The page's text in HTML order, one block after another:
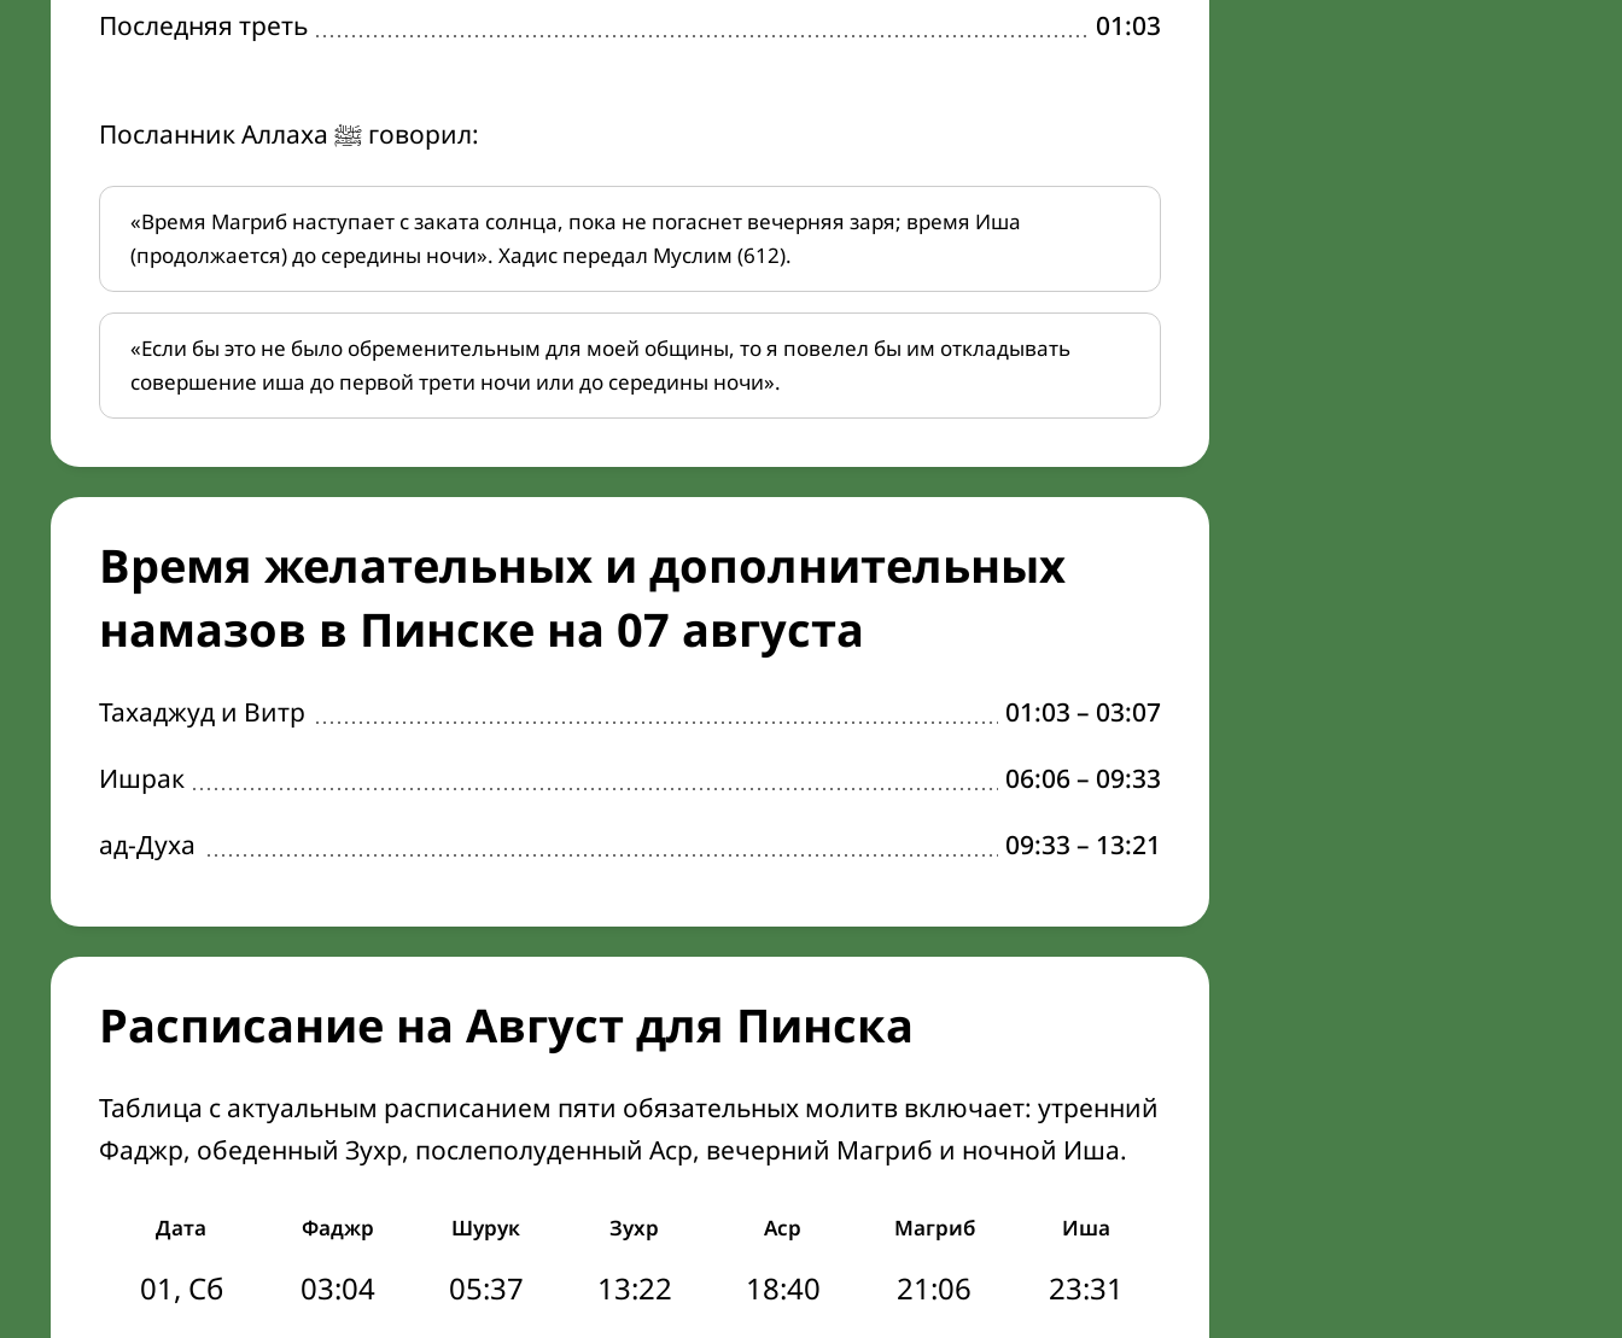
Последняя треть
01:03
Посланник Аллаха ﷺ говорил:
«Время Магриб наступает с заката солнца, пока не погаснет вечерняя заря; время Иша
(продолжается) до середины ночи». Хадис передал Муслим (612).
«Если бы это не было обременительным для моей общины, то я повелел бы им откладывать
совершение иша до первой трети ночи или до середины ночи».
Время желательных и дополнительных
намазов в Пинске на 07 августа
Тахаджуд и Витр 01:03 – 03:07
Ишрак
06:06 – 09:33
ад-Духа
09:33 – 13:21
Расписание на Август для Пинска
Таблица с актуальным расписанием пяти обязательных молитв включает: утренний
Фаджр, обеденный Зухр, послеполуденный Аср, вечерний Магриб и ночной Иша.
Дата Фаджр Шурук Зухр Аср Магриб Иша
01, Сб 03:04 05:37 13:22 18:40 21:06
23:31